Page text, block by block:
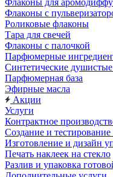
Флаконы для
Флаконы с
Роликовые флаконы
Тара для свечей
Флаконы с палочкой
Парфюмерные
Синтетические душистые
Парфюмерная база
Эфирные масла
Акции
Услуги
Контрактное
Создание и
Изготовление и дизайн
Печать наклеек на стекло
Разлив и упаковка